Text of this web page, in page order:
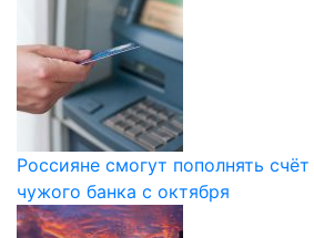
Россияне смогут пополнять
чужого банка с октября